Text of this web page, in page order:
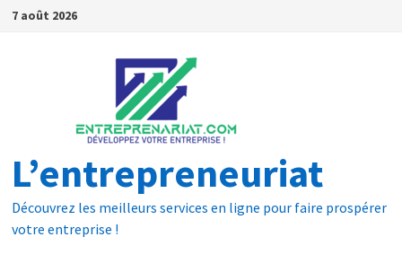
7 août 2026
L’entrepreneuriat
Découvrez les meilleurs services en ligne pour faire prospérer
votre entreprise !